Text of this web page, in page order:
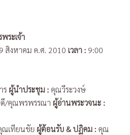
ระเจ้า
สิงหาคม ค.ศ. 2010 เวลา : 9:00
รผู้นำประชุม : คุณวีระวงษ์
/คุณพรพรรณา ผู้อ่านพระวจนะ :
ณเทียนชัย ผู้ต้อนรับ & ปฏิคม : คุณ